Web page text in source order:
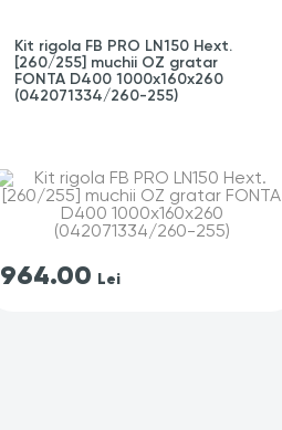
Kit rigola FB PRO LN150 Hext.
[260/255] muchii OZ gratar
FONTA D400 1000x160x260
(042071334/260-255)
964.00 Lei